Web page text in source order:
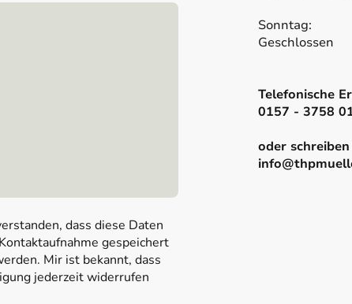
dass diese Daten
gespeichert
Mir ist bekannt, dass
jederzeit widerrufen
Geschlossen
Telefonische
0157 - 3758
oder